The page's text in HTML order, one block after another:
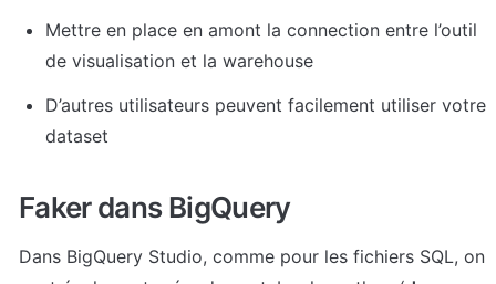
Mettre en place en amont la connection entre l’outil
de visualisation et la warehouse
D’autres utilisateurs peuvent facilement utiliser votre
dataset
Faker dans BigQuery
Dans BigQuery Studio, comme pour les fichiers SQL, on